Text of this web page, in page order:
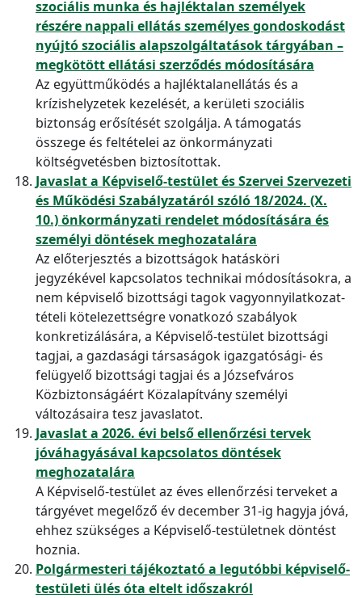
szociális munka és hajléktalan személyek
részére nappali ellátás személyes gondoskodást
nyújtó szociális alapszolgáltatások tárgyában –
megkötött ellátási szerződés módosítására
Az együttműködés a hajléktalanellátás és a
krízishelyzetek kezelését, a kerületi szociális
biztonság erősítését szolgálja. A támogatás
összege és feltételei az önkormányzati
költségvetésben biztosítottak.
Javaslat a Képviselő-testület és Szervei Szervezeti
és Működési Szabályzatáról szóló 18/2024. (X.
10.) önkormányzati rendelet módosítására és
személyi döntések meghozatalára
Az előterjesztés a bizottságok hatásköri
jegyzékével kapcsolatos technikai módosításokra, a
nem képviselő bizottsági tagok vagyonnyilatkozat-
tételi kötelezettségre vonatkozó szabályok
konkretizálására, a Képviselő-testület bizottsági
tagjai, a gazdasági társaságok igazgatósági- és
felügyelő bizottsági tagjai és a Józsefváros
Közbiztonságáért Közalapítvány személyi
változásaira tesz javaslatot.
Javaslat a 2026. évi belső ellenőrzési tervek
jóváhagyásával kapcsolatos döntések
meghozatalára
A Képviselő-testület az éves ellenőrzési terveket a
tárgyévet megelőző év december 31-ig hagyja jóvá,
ehhez szükséges a Képviselő-testületnek döntést
hoznia.
Polgármesteri tájékoztató a legutóbbi képviselő-
testületi ülés óta eltelt időszakról